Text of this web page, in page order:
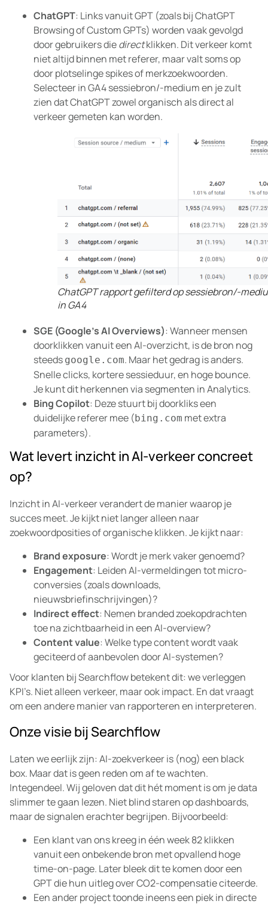
ChatGPT: Links vanuit GPT (zoals bij ChatGPT
Browsing of Custom GPTs) worden vaak gevolgd
door gebruikers diedirectklikken. Dit verkeer komt
niet altijd binnen met referer, maar valt soms op
door plotselinge spikes of merkzoekwoorden.
Selecteer in GA4 sessiebron/-medium en je zult
zien dat ChatGPT zowel organisch als direct al
verkeer gemeten kan worden.
ChatGPT rapport gefilterd op sessiebron/-
in GA4
SGE (Google’s AI Overviews): Wanneer mensen
doorklikken vanuit een AI-overzicht, is de bron nog
steeds google.com. Maar het gedrag is anders.
Snelle clicks, kortere sessieduur, en hoge bounce.
Je kunt dit herkennen via segmenten in Analytics.
Bing Copilot: Deze stuurt bij doorkliks een
duidelijke referer mee ( bing.com met extra
parameters).
Wat levert inzicht in AI-verkeer concreet
op?
Inzicht in AI-verkeer verandert de manier waarop je
succes meet. Je kijkt niet langer alleen naar
zoekwoordposities of organische klikken. Je kijkt naar:
Brand exposure: Wordt je merk vaker genoemd?
Engagement: Leiden AI-vermeldingen tot micro-
conversies (zoals downloads,
nieuwsbriefinschrijvingen)?
Indirect effect: Nemen branded zoekopdrachten
toe na zichtbaarheid in een AI-overview?
Content value: Welke type content wordt vaak
geciteerd of aanbevolen door AI-systemen?
Voor klanten bij Searchflow betekent dit: we verleggen
KPI’s. Niet alleen verkeer, maar ook impact. En dat vraagt
om een andere manier van rapporteren en interpreteren.
Onze visie bij Searchflow
Laten we eerlijk zijn: AI-zoekverkeer is (nog) een black
box. Maar dat is geen reden om af te wachten.
Integendeel. Wij geloven dat dit hét moment is om je data
slimmer te gaan lezen. Niet blind staren op dashboards,
maar de signalen erachter begrijpen. Bijvoorbeeld:
Een klant van ons kreeg in één week 82 klikken
vanuit een onbekende bron met opvallend hoge
time-on-page. Later bleek dit te komen door een
GPT die hun uitleg over CO2-compensatie citeerde.
Een ander project toonde ineens een piek in directe